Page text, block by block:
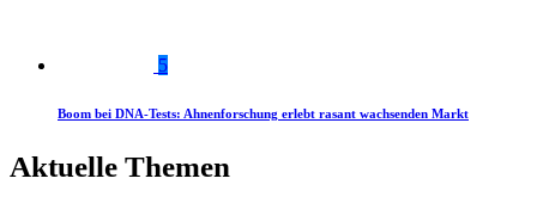
5
Boom bei DNA-Tests: Ahnenforschung erlebt rasant wachsenden Markt
Aktuelle Themen